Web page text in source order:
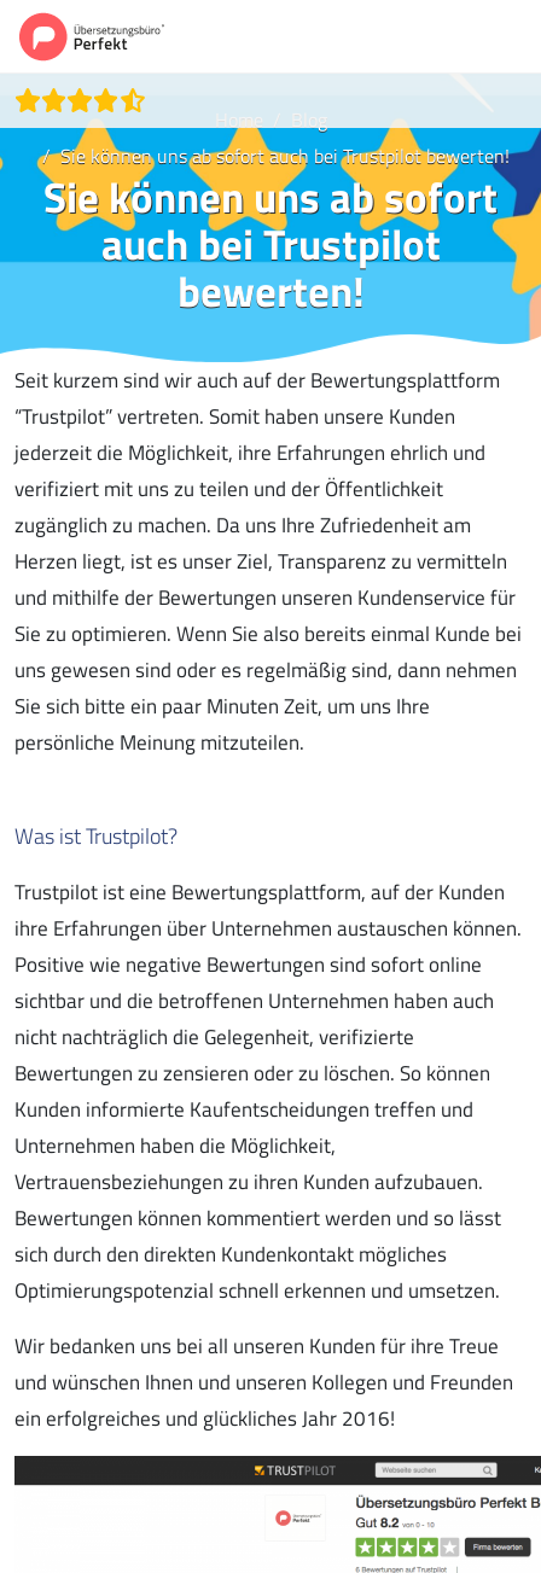
Home
Blog
Sie können uns ab sofort auch bei Trustpilot bewerten!
Sie können uns ab sofort
auch bei Trustpilot
bewerten!
Seit kurzem sind wir auch auf der Bewertungsplattform
“Trustpilot” vertreten. Somit haben unsere Kunden
jederzeit die Möglichkeit, ihre Erfahrungen ehrlich und
verifiziert mit uns zu teilen und der Öffentlichkeit
zugänglich zu machen. Da uns Ihre Zufriedenheit am
Herzen liegt, ist es unser Ziel, Transparenz zu vermitteln
und mithilfe der Bewertungen unseren Kundenservice für
Sie zu optimieren. Wenn Sie also bereits einmal Kunde bei
uns gewesen sind oder es regelmäßig sind, dann nehmen
Sie sich bitte ein paar Minuten Zeit, um uns Ihre
persönliche Meinung mitzuteilen.
Was ist Trustpilot?
Trustpilot ist eine Bewertungsplattform, auf der Kunden
ihre Erfahrungen über Unternehmen austauschen können.
Positive wie negative Bewertungen sind sofort online
sichtbar und die betroffenen Unternehmen haben auch
nicht nachträglich die Gelegenheit, verifizierte
Bewertungen zu zensieren oder zu löschen. So können
Kunden informierte Kaufentscheidungen treffen und
Unternehmen haben die Möglichkeit,
Vertrauensbeziehungen zu ihren Kunden aufzubauen.
Bewertungen können kommentiert werden und so lässt
sich durch den direkten Kundenkontakt mögliches
Optimierungspotenzial schnell erkennen und umsetzen.
Wir bedanken uns bei all unseren Kunden für ihre Treue
und wünschen Ihnen und unseren Kollegen und Freunden
ein erfolgreiches und glückliches Jahr 2016!